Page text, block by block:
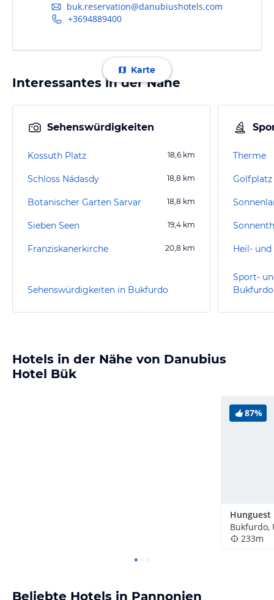
buk.reservation@danubiushotels.com
+3694889400
Karte
Interessantes in der Nähe
Sehenswürdigkeiten
Kossuth Platz 18,6 km
Schloss Nádasdy 18,8 km
Botanischer Garten Sarvar 18,8 km
Sieben Seen 19,4 km
Franziskanerkirche 20,8 km
Sehenswürdigkeiten in Bukfurdo
Therme
Heil- und
Sport-
Bukfurdo
Hotels in der Nähe von Danubius
Hotel Bük
87%
Hunguest
Bukfurdo,
233m
Beliebte Hotels in Pannonien